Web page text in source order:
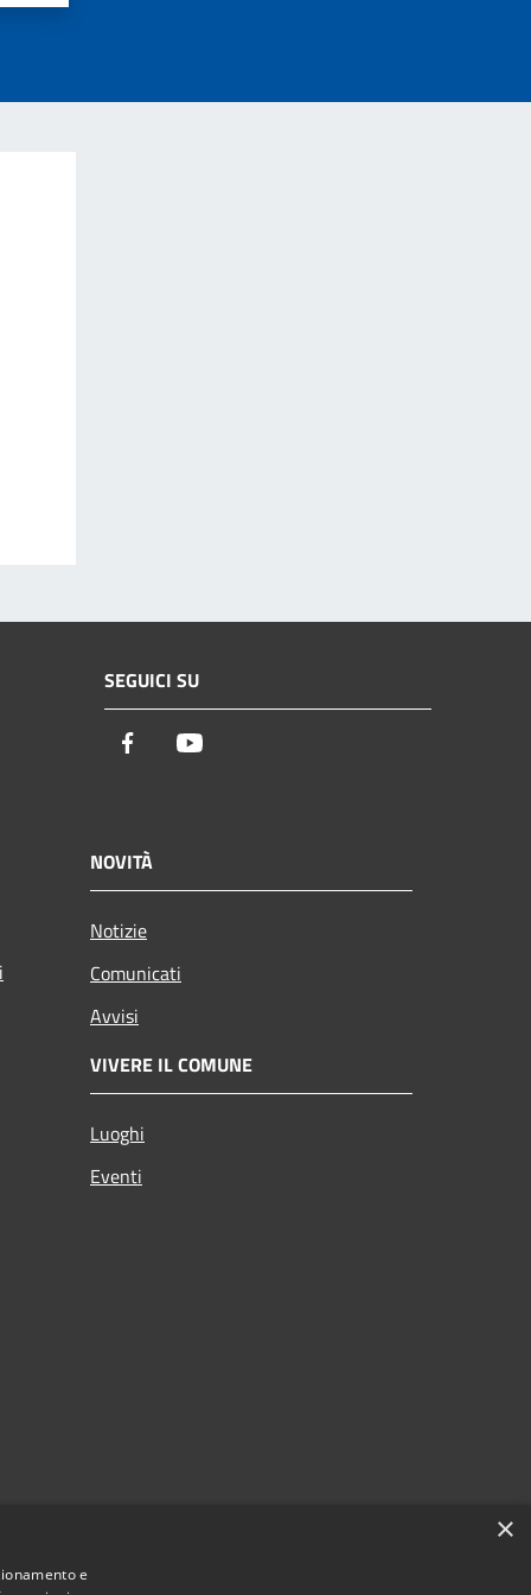
SEGUICI SU
Facebook
NOVITÀ
Notizie
Comunicati
Avvisi
VIVERE IL COMUNE
Luoghi
Eventi
×
e